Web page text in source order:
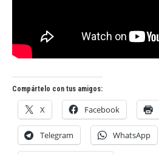
Compártelo con tus amigos:
X Facebook
Telegram WhatsApp